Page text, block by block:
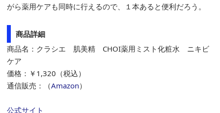
がら薬用ケアも同時に行えるので、１本あると便利だろう。
商品詳細
商品名：クラシエ 肌美精 CHOI薬用ミスト化粧水 ニキビ
ケア
価格：￥1,320（税込）
通信販売：（Amazon）
公式サイト